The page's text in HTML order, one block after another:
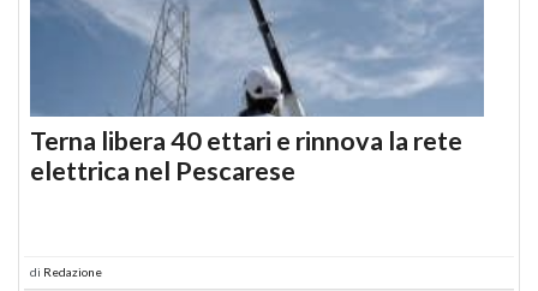
Terna libera 40 ettari e rinnova la rete
elettrica nel Pescarese
di Redazione